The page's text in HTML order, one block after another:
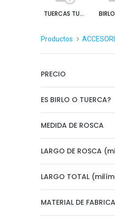
TUERCAS TUNER
Productos
PRECIO
ES BIRLO O TUERCA?
MEDIDA DE ROSCA
LARGO DE ROSCA
LARGO TOTAL
MATERIAL DE